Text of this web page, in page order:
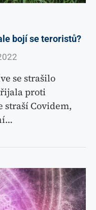
bojí se teroristů?
se strašilo
proti
straší Covidem,